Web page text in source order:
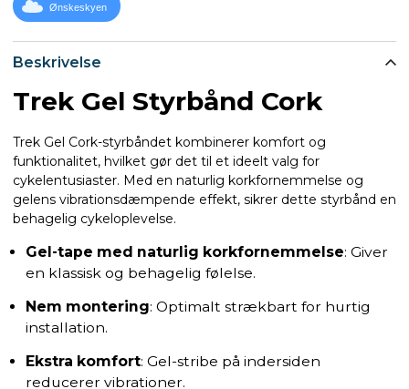
Beskrivelse
Trek Gel Styrbånd Cork
Trek Gel Cork-styrbåndet kombinerer komfort og
funktionalitet, hvilket gør det til et ideelt valg for
cykelentusiaster. Med en naturlig korkfornemmelse og
gelens vibrationsdæmpende effekt, sikrer dette styrbånd en
behagelig cykeloplevelse.
Gel-tape med naturlig korkfornemmelse: Giver
en klassisk og behagelig følelse.
Nem montering: Optimalt strækbart for hurtig
installation.
Ekstra komfort: Gel-stribe på indersiden
reducerer vibrationer.
Ønskeskyen